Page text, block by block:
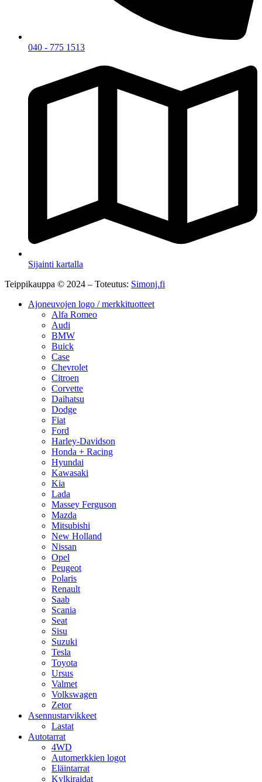
040 - 775 1513
Sijainti kartalla
Teippikauppa © 2024 – Toteutus: Simonj.fi
Ajoneuvojen logo / merkkituotteet
Alfa Romeo
Audi
BMW
Buick
Case
Chevrolet
Citroen
Corvette
Daihatsu
Dodge
Fiat
Ford
Harley-Davidson
Honda + Racing
Hyundai
Kawasaki
Kia
Lada
Massey Ferguson
Mazda
Mitsubishi
New Holland
Nissan
Opel
Peugeot
Polaris
Renault
Saab
Scania
Seat
Sisu
Suzuki
Tesla
Toyota
Ursus
Valmet
Volkswagen
Zetor
Asennustarvikkeet
Lastat
Autotarrat
4WD
Automerkkien logot
Eläintarrat
Kylkiraidat